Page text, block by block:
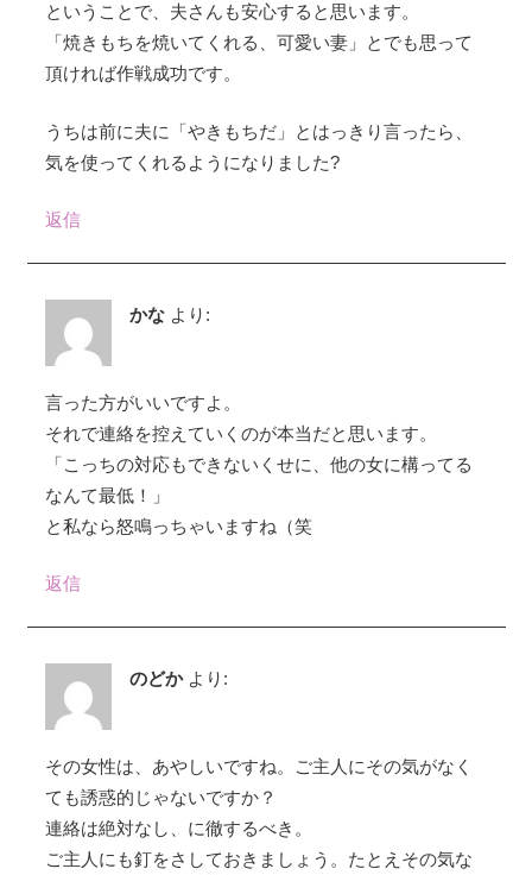
ということで、夫さんも安心すると思います。
「焼きもちを焼いてくれる、可愛い妻」とでも思って
頂ければ作戦成功です。
うちは前に夫に「やきもちだ」とはっきり言ったら、
気を使ってくれるようになりました?
返信
かな より:
言った方がいいですよ。
それで連絡を控えていくのが本当だと思います。
「こっちの対応もできないくせに、他の女に構ってる
なんて最低！」
と私なら怒鳴っちゃいますね（笑
返信
のどか より:
その女性は、あやしいですね。ご主人にその気がなく
ても誘惑的じゃないですか？
連絡は絶対なし、に徹するべき。
ご主人にも釘をさしておきましょう。たとえその気な